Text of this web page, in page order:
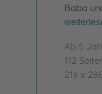
Baba
Ab 5
112
218 x